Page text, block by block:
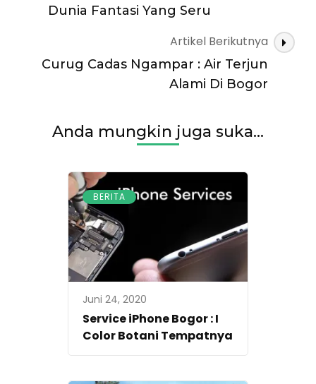
Puncak
Dunia Fantasi Yang Seru
Artikel Berikutnya
Curug Cadas Ngampar : Air Terjun
Alami Di Bogor
Anda mungkin juga suka...
BERITA
Juni 24, 2020
Service iPhone Bogor : I
Color Botani Tempatnya